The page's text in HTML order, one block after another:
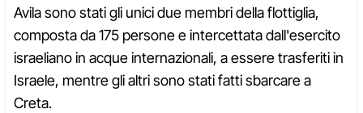
Avila sono stati gli unici due membri della flottiglia,
composta da 175 persone e intercettata dall'esercito
israeliano in acque internazionali, a essere trasferiti in
Israele, mentre gli altri sono stati fatti sbarcare a
Creta.